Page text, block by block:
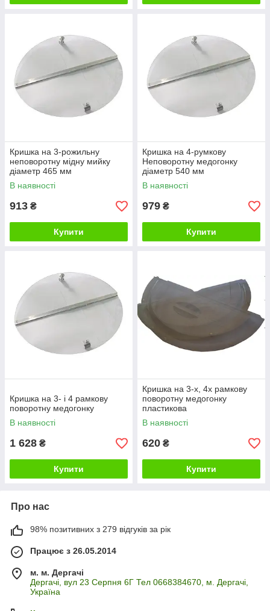
Кришка на 3-рожильну
неповоротну мідну мийку
діаметр 465 мм
В наявності
913 ₴
Купити
Кришка на 4-румкову
Неповоротну медогонку
діаметр 540 мм
В наявності
979 ₴
Купити
Кришка на 3- і 4 рамкову
поворотну медогонку
В наявності
1 628 ₴
Купити
Кришка на 3-х, 4х рамкову
поворотну медогонку
пластикова
В наявності
620 ₴
Купити
Про нас
98% позитивних з 279 відгуків за рік
Працює з 26.05.2014
м. м. Дергачі
Дергачі, вул 23 Серпня 6Г Тел 0668384670, м. Дергачі,
Україна